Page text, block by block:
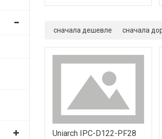
сначала дешевле сначала
Uniarch IPC-D122-PF28